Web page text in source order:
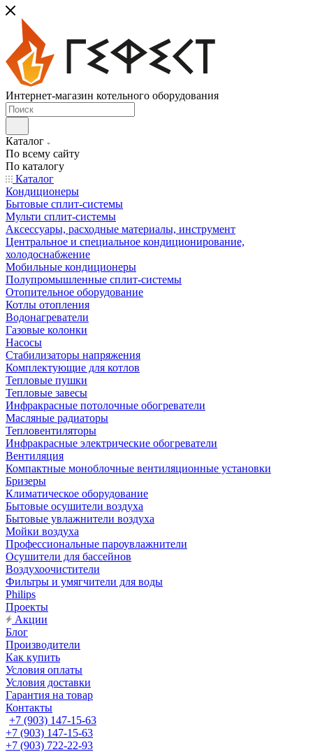
Интернет-магазин котельного оборудования
Каталог
По всему сайту
По каталогу
Каталог
Кондиционеры
Бытовые сплит-системы
Мульти сплит-системы
Аксессуары, расходные материалы, инструмент
Центральное и специальное кондиционирование,
холодоснабжение
Мобильные кондиционеры
Полупромышленные сплит-системы
Отопительное оборудование
Котлы отопления
Водонагреватели
Газовые колонки
Насосы
Стабилизаторы напряжения
Комплектующие для котлов
Тепловые пушки
Тепловые завесы
Инфракрасные потолочные обогреватели
Масляные радиаторы
Тепловентиляторы
Инфракрасные электрические обогреватели
Вентиляция
Компактные моноблочные вентиляционные установки
Бризеры
Климатическое оборудование
Бытовые осушители воздуха
Бытовые увлажнители воздуха
Мойки воздуха
Профессиональные пароувлажнители
Осушители для бассейнов
Воздухоочистители
Фильтры и умягчители для воды
Philips
Проекты
Акции
Блог
Производители
Как купить
Условия оплаты
Условия доставки
Гарантия на товар
Контакты
+7 (903) 147-15-63
+7 (903) 147-15-63
+7 (903) 722-22-93